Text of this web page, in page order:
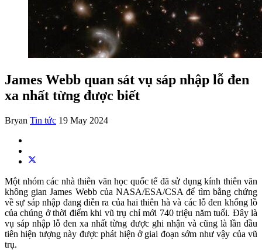
James Webb quan sát vụ sáp nhập lỗ đen
xa nhất từng được biết
Bryan Tin tức 19 May 2024
Một nhóm các nhà thiên văn học quốc tế đã sử dụng kính thiên văn
không gian James Webb của NASA/ESA/CSA để tìm bằng chứng
về sự sáp nhập đang diễn ra của hai thiên hà và các lỗ đen khổng lồ
của chúng ở thời điểm khi vũ trụ chỉ mới 740 triệu năm tuổi. Đây là
vụ sáp nhập lỗ đen xa nhất từng được ghi nhận và cũng là lần đầu
tiên hiện tượng này được phát hiện ở giai đoạn sớm như vậy của vũ
trụ.